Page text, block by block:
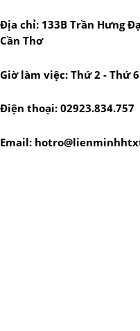
Địa chỉ: 133B Trần Hưng
Cần Thơ
Giờ làm việc: Thứ 2 - Thứ
Điện thoại:
Email: